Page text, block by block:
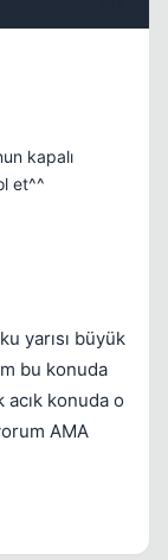
kapalı
et^^
yarısı büyük
bu konuda
konuda o
AMA